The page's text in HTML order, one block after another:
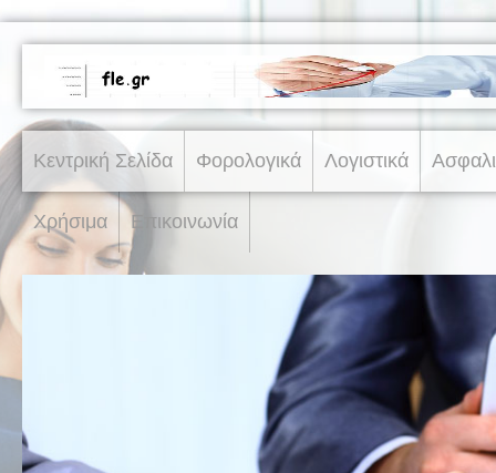
Κεντρική Σελίδα Φορολογικά Λογιστικά
Χρήσιμα Επικοινωνία